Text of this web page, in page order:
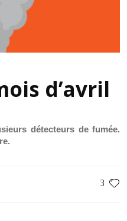
d’avril
détecteurs de fumée.
3